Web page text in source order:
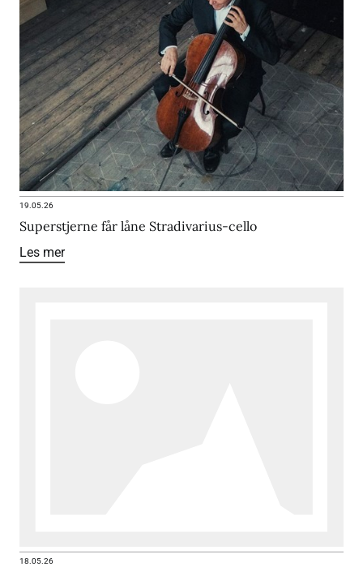
19.05.26
Superstjerne får låne Stradivarius-cello
Les mer
18.05.26